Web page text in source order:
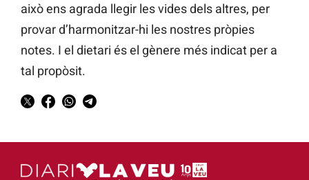
això ens agrada llegir les vides dels altres, per
provar d’harmonitzar-hi les nostres pròpies
notes. I el dietari és el gènere més indicat per a
tal propòsit.